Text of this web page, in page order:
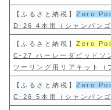
【ふるさと納税】Zero
D-26 4本用（シャンパンゴ
【ふるさと納税】Zero
C-27 ハーレーダビッドソ
ツーリング用リアキット（
【ふるさと納税】Zero
C-26 5本用（シャンパンゴ